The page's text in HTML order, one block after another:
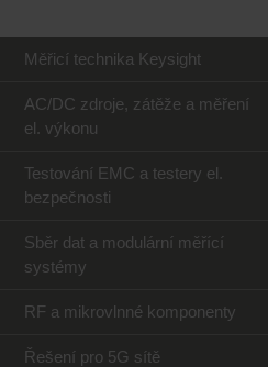
Měřicí technika Keysight
AC/DC zdroje, zátěže a měření
el. výkonu
Testování EMC a testery el.
bezpečnosti
Sběr dat a modulární měřící
systémy
RF a mikrovlnné komponenty
Řešení pro 5G sítě